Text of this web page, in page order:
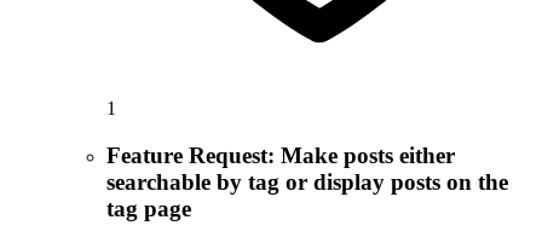
1
Feature Request: Make posts either
searchable by tag or display posts on the
tag page